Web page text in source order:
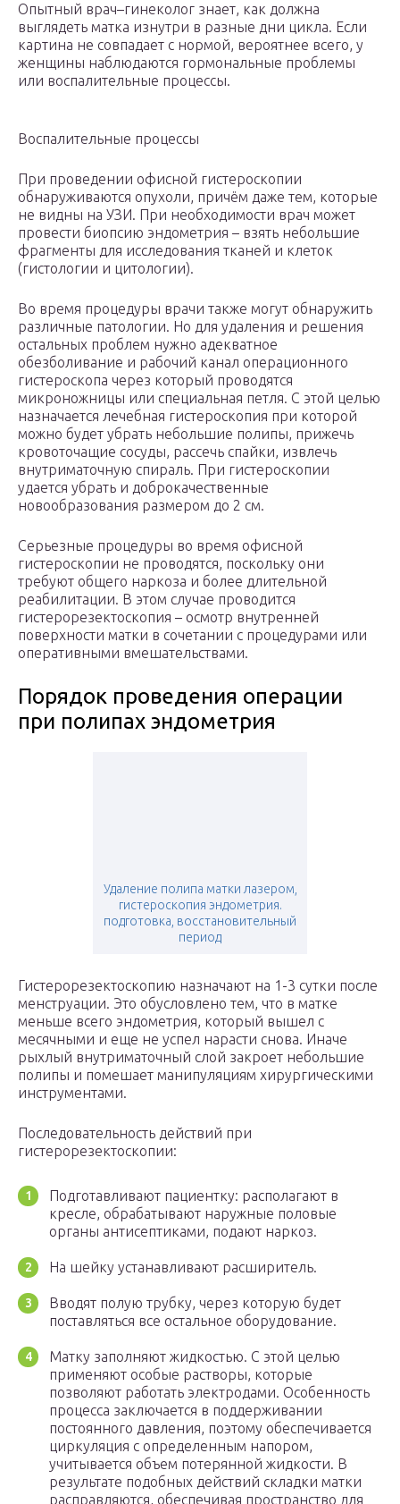
Опытный врач–гинеколог знает, как должна
выглядеть матка изнутри в разные дни цикла. Если
картина не совпадает с нормой, вероятнее всего, у
женщины наблюдаются гормональные проблемы
или воспалительные процессы.
Воспалительные процессы
При проведении офисной гистероскопии
обнаруживаются опухоли, причём даже тем, которые
не видны на УЗИ. При необходимости врач может
провести биопсию эндометрия – взять небольшие
фрагменты для исследования тканей и клеток
(гистологии и цитологии).
Во время процедуры врачи также могут обнаружить
различные патологии. Но для удаления и решения
остальных проблем нужно адекватное
обезболивание и рабочий канал операционного
гистероскопа через который проводятся
микроножницы или специальная петля. С этой целью
назначается лечебная гистероскопия при которой
можно будет убрать небольшие полипы, прижечь
кровоточащие сосуды, рассечь спайки, извлечь
внутриматочную спираль. При гистероскопии
удается убрать и доброкачественные
новообразования размером до 2 см.
Серьезные процедуры во время офисной
гистероскопии не проводятся, поскольку они
требуют общего наркоза и более длительной
реабилитации. В этом случае проводится
гистерорезектоскопия – осмотр внутренней
поверхности матки в сочетании с процедурами или
оперативными вмешательствами.
Порядок проведения операции
при полипах эндометрия
Удаление полипа матки лазером,
гистероскопия эндометрия.
подготовка, восстановительный
период
Гистерорезектоскопию назначают на 1-3 сутки после
менструации. Это обусловлено тем, что в матке
меньше всего эндометрия, который вышел с
месячными и еще не успел нарасти снова. Иначе
рыхлый внутриматочный слой закроет небольшие
полипы и помешает манипуляциям хирургическими
инструментами.
Последовательность действий при
гистерорезектоскопии:
Подготавливают пациентку: располагают в
кресле, обрабатывают наружные половые
органы антисептиками, подают наркоз.
На шейку устанавливают расширитель.
Вводят полую трубку, через которую будет
поставляться все остальное оборудование.
Матку заполняют жидкостью. С этой целью
применяют особые растворы, которые
позволяют работать электродами. Особенность
процесса заключается в поддерживании
постоянного давления, поэтому обеспечивается
циркуляция с определенным напором,
учитывается объем потерянной жидкости. В
результате подобных действий складки матки
расправляются, обеспечивая пространство для